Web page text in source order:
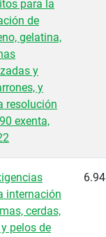
para la
de
gelatina,
y
y
resolución
exenta,
internación
cerdas,
pelos de